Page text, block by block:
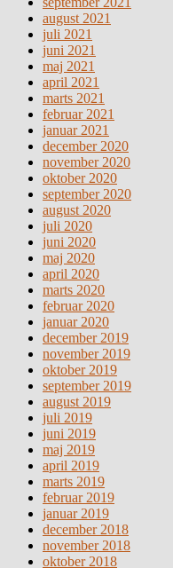
august 2021
juli 2021
juni 2021
maj 2021
april 2021
marts 2021
februar 2021
januar 2021
december 2020
november 2020
oktober 2020
september 2020
august 2020
juli 2020
juni 2020
maj 2020
april 2020
marts 2020
februar 2020
januar 2020
december 2019
november 2019
oktober 2019
september 2019
august 2019
juli 2019
juni 2019
maj 2019
april 2019
marts 2019
februar 2019
januar 2019
december 2018
november 2018
oktober 2018